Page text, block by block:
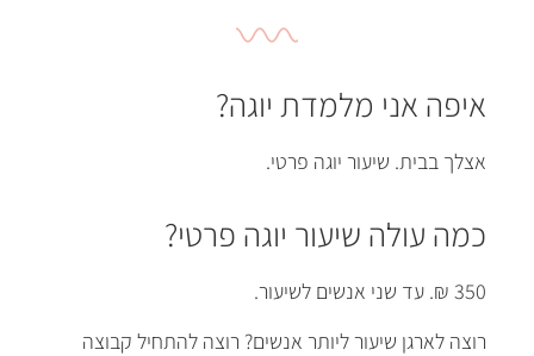
איפה אני מלמדת יוגה?
אצלך בבית. שיעור יוגה פרטי.
כמה עולה שיעור יוגה פרטי?
350
₪. עד שני אנשים לשיעור.
רוצה לארגן שיעור ליותר אנשים? רוצה להתחיל קבוצה